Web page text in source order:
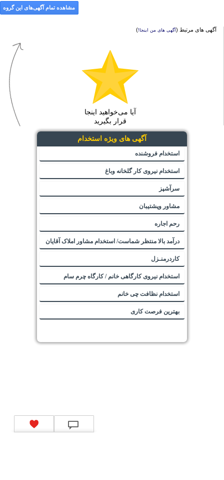
مشاهده تمام آگهی‌های این گروه
آگهی های مرتبط (آگهی های من اینجا!)
آیا می‌خواهید اینجا
قرار بگیرید
آگهی های ویژه استخدام
استخدام فروشنده
استخدام نیروی کار گلخانه وباغ
سرآشپز
مشاور وپشتیبان
رحم اجاره
درآمد بالا منتظر شماست/ استخدام مشاور املاک آقایان
کاردرمنـزل
استخدام نیروی کارگاهی خانم / کارگاه چرم سام
استخدام نظافت چی خانم
بهترین فرصت کاری